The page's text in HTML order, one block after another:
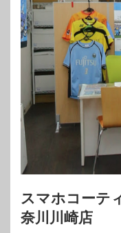
スマホコーテ
奈川川崎店